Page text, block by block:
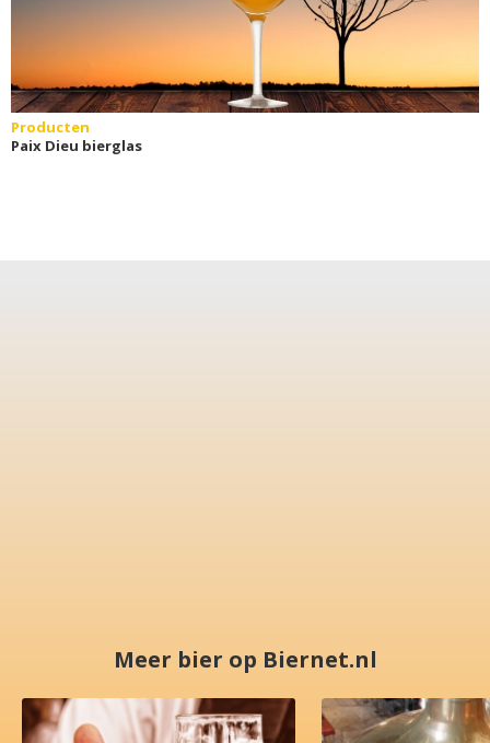
Producten
Paix Dieu bierglas
Meer bier op Biernet.nl